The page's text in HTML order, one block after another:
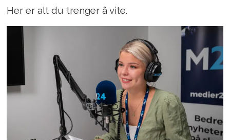
Her er alt du trenger å vite.